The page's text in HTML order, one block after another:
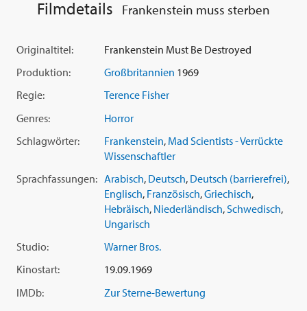
Filmdetails Frankenstein muss sterben
Originaltitel:
Frankenstein Must Be Destroyed
Produktion:
Großbritannien 1969
Regie:
Terence Fisher
Genres:
Horror
Schlagwörter:
Frankenstein, Mad Scientists - Verrückte
Wissenschaftler
Sprachfassungen: Arabisch, Deutsch, Deutsch (barrierefrei),
Englisch, Französisch,Griechisch,
Hebräisch, Niederländisch, Schwedisch,
Ungarisch
Studio:
Warner Bros.
Kinostart:
19.09.1969
IMDb:
Zur Sterne-Bewertung